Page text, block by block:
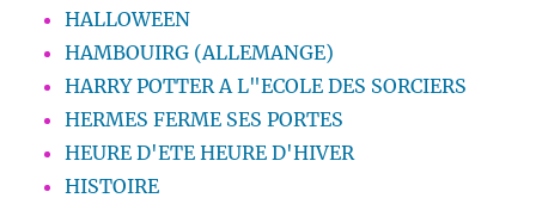
HALLOWEEN
HAMBOUIRG (ALLEMANGE)
HARRY POTTER A L"ECOLE DES SORCIERS
HERMES FERME SES PORTES
HEURE D'ETE HEURE D'HIVER
HISTOIRE